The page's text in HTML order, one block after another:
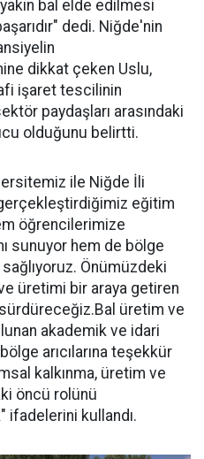
bal elde edilmesi
dedi. Niğde'nin
dikkat çeken Uslu,
işaret tescilinin
paydaşları arasındaki
olduğunu belirtti.
ile Niğde İli
eğitim
öğrencilerimize
sunuyor hem de bölge
sağlıyoruz. Önümüzdeki
üretimi bir araya getiren
sürdüreceğiz.Bal üretim ve
akademik ve idari
arıcılarına teşekkür
kalkınma, üretim ve
öncü rolünü
kullandı.